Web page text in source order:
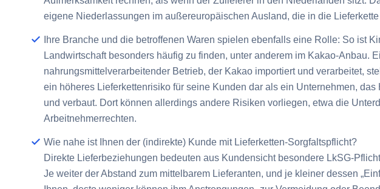
eigene Niederlassungen im außereuropäischen Ausland, die in die
Ihre Branche und die betroffenen Waren spielen ebenfalls eine Rolle: So ist
Landwirtschaft besonders häufig zu finden, unter anderem im Kakao-Anbau.
nahrungsmittelverarbeitender Betrieb, der Kakao importiert und verarbeitet,
ein höheres Lieferkettenrisiko für seine Kunden dar als ein Unternehmen,
und verbaut. Dort können allerdings andere Risiken vorliegen, etwa die
Arbeitnehmerrechten.
Wie nahe ist Ihnen der (indirekte) Kunde mit Lieferketten-Sorgfaltspflicht?
Direkte Lieferbeziehungen bedeuten aus Kundensicht besondere LkSG-
Je weiter der Abstand zum mittelbarem Lieferanten, und je kleiner dessen